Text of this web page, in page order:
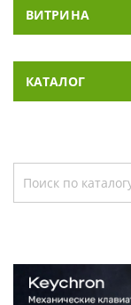
ВИТРИНА
КАТАЛОГ